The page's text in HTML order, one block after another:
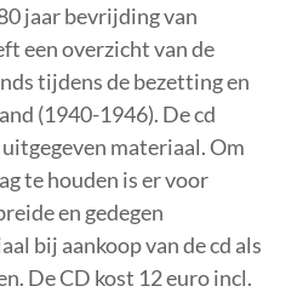
jaar bevrijding van
een overzicht van de
tijdens de bezetting en
(1940-1946). De cd
materiaal. Om
te houden is er voor
en gedegen
bij aankoop van de cd als
De CD kost 12 euro incl.